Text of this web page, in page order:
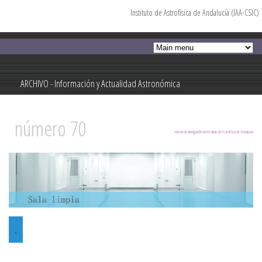
contenido
ARCHIVO - Información y Actualidad Astronómica
Información y Actualidad Astronómica
Instituto de Astrofísica de Andalucía (IAA-CSIC)
revista de divulgación del Instituto de Astrofísica de Andalucía
número 70
.